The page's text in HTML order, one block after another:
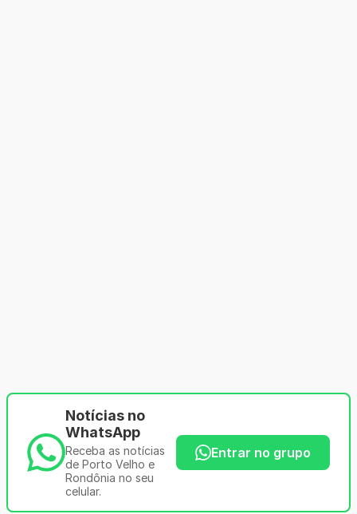
Notícias no
WhatsApp
Receba as notícias
de Porto Velho e
Rondônia no seu
celular.
Entrar no grupo